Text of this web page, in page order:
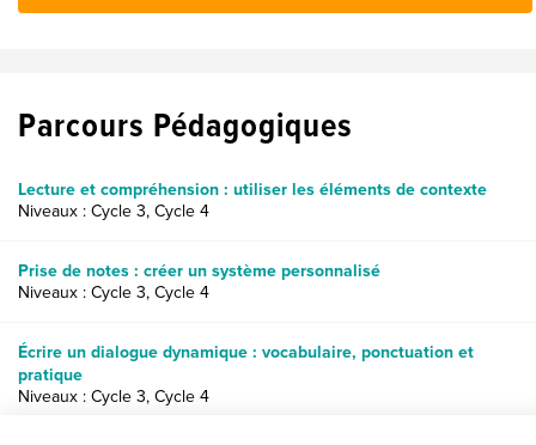
Parcours Pédagogiques
Lecture et compréhension : utiliser les éléments de contexte
Niveaux : Cycle 3, Cycle 4
Prise de notes : créer un système personnalisé
Niveaux : Cycle 3, Cycle 4
Écrire un dialogue dynamique : vocabulaire, ponctuation et
pratique
Niveaux : Cycle 3, Cycle 4